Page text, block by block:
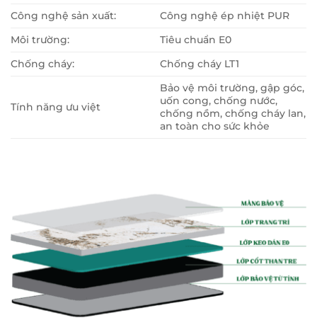
Công nghệ sản xuất:
Công nghệ ép nhiệt PUR
Môi trường:
Tiêu chuẩn E0
Chống cháy:
Chống cháy LT1
Tính năng ưu việt
Bảo vệ môi trường, gập góc,
uốn cong, chống nước,
chống nồm, chống cháy lan,
an toàn cho sức khỏe